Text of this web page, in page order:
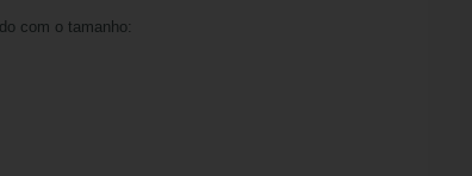
com o tamanho: